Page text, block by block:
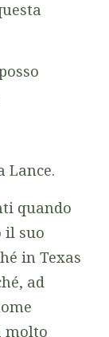
Lance.
quando
il suo
in Texas
ad
molto